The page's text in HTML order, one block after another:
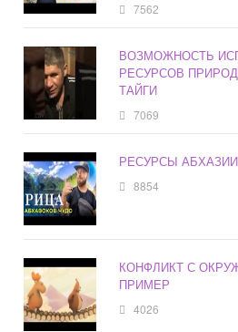
7562
ВОЗМОЖНОСТЬ
РЕСУРСОВ
ТАЙГИ
7069
РЕСУРСЫ
8854
КОНФЛИКТ С
ПРИМЕР
4026